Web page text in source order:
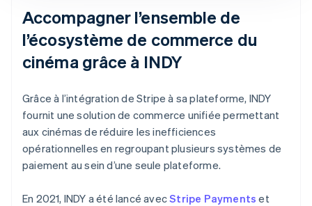
Accompagner l’ensemble de
l’écosystème de commerce du
cinéma grâce à INDY
Grâce à l’intégration de Stripe à sa plateforme, INDY
fournit une solution de commerce unifiée permettant
aux cinémas de réduire les inefficiences
opérationnelles en regroupant plusieurs systèmes de
paiement au sein d’une seule plateforme.
En 2021, INDY a été lancé avecStripe Payments et